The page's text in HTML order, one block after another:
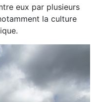
eux par plusieurs
la culture